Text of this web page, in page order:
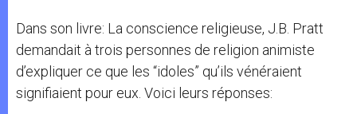
Dans son livre: La conscience religieuse, J.B. Pratt
demandait à trois personnes de religion animiste
d’expliquer ce que les “idoles” qu’ils vénéraient
signifiaient pour eux. Voici leurs réponses: